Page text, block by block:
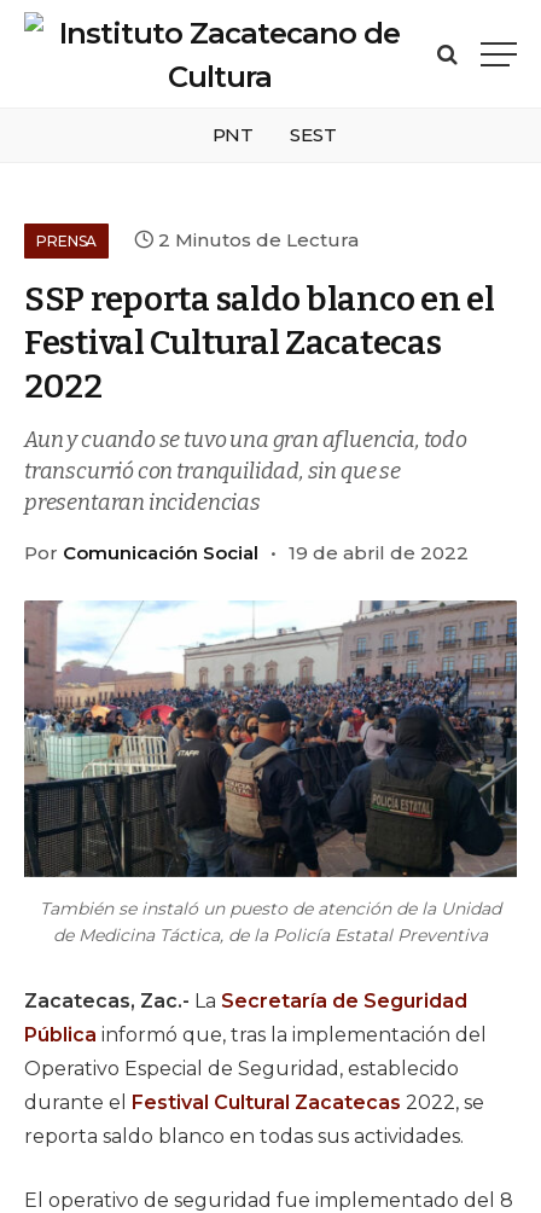
PNT SEST
PRENSA 2 Minutos de Lectura
SSP reporta saldo blanco en el
Festival Cultural Zacatecas
2022
Aun y cuando se tuvo una gran afluencia, todo
transcurrió con tranquilidad, sin que se
presentaran incidencias
Por Comunicación Social 19 de abril de 2022
También se instaló un puesto de atención de la Unidad
de Medicina Táctica, de la Policía Estatal Preventiva
Zacatecas, Zac.- La Secretaría de Seguridad
Pública informó que, tras la implementación del
Operativo Especial de Seguridad, establecido
durante el
Festival Cultural Zacatecas 2022, se
reporta saldo blanco en todas sus actividades.
El operativo de seguridad fue implementado del 8